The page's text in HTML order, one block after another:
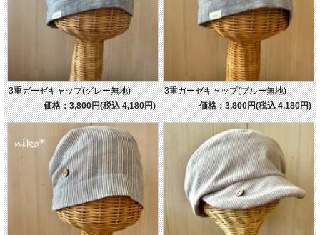
3重ガーゼキャップ(グレー無地)
価格：3,800円(税込 4,180円)
3重ガーゼキャップ(ブルー無地)
価格：3,800円(税込 4,180円)